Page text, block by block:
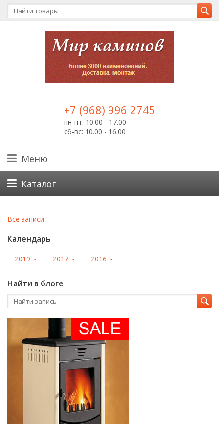
+7 (968) 996 2745
пн-пт: 10.00 - 17.00
сб-вс: 10.00 - 16.00
Меню
Каталог
Все записи
Календарь
2019 2017 2016
Найти в блоге